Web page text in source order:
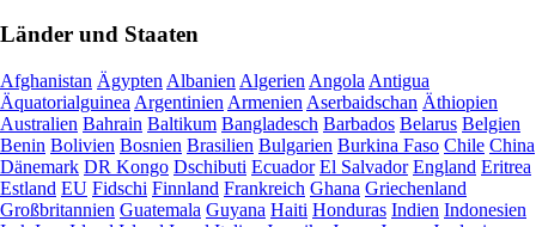
Länder und Staaten
Afghanistan Ägypten Albanien Algerien Angola Antigua
Äquatorialguinea Argentinien Armenien Aserbaidschan Äthiopien
Australien Bahrain Baltikum Bangladesch Barbados Belarus Belgien
Benin Bolivien Bosnien Brasilien Bulgarien Burkina Faso Chile China
Dänemark DR Kongo Dschibuti Ecuador El Salvador England Eritrea
Estland EU Fidschi Finnland Frankreich Ghana Griechenland
Großbritannien Guatemala Guyana Haiti Honduras Indien Indonesien